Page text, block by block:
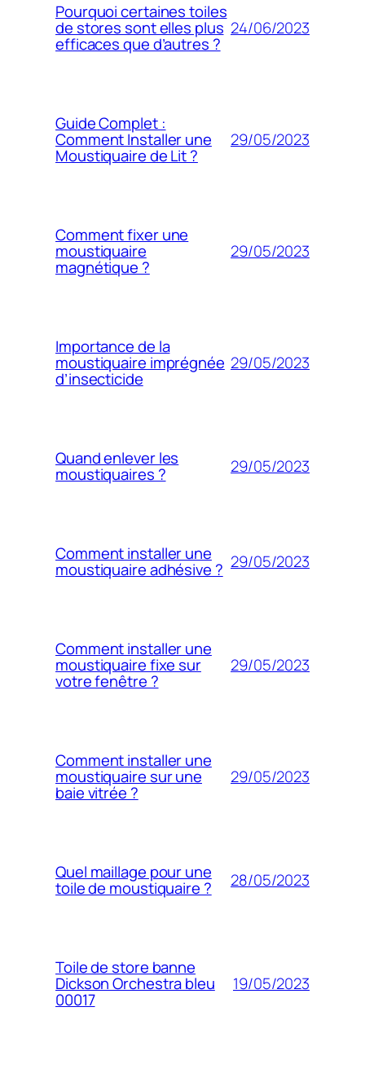
Pourquoi certaines toiles
de stores sont elles plus
efficaces que d’autres ?
24/06/2023
Guide Complet :
Comment Installer une
Moustiquaire de Lit ?
29/05/2023
Comment fixer une
moustiquaire
magnétique ?
29/05/2023
Importance de la
moustiquaire imprégnée
d’insecticide
29/05/2023
Quand enlever les
moustiquaires ? 29/05/2023
Comment installer une
moustiquaire adhésive ? 29/05/2023
Comment installer une
moustiquaire fixe sur
votre fenêtre ?
29/05/2023
Comment installer une
moustiquaire sur une
baie vitrée ?
29/05/2023
Quel maillage pour une
toile de moustiquaire ? 28/05/2023
Toile de store banne
Dickson Orchestra bleu
00017
19/05/2023